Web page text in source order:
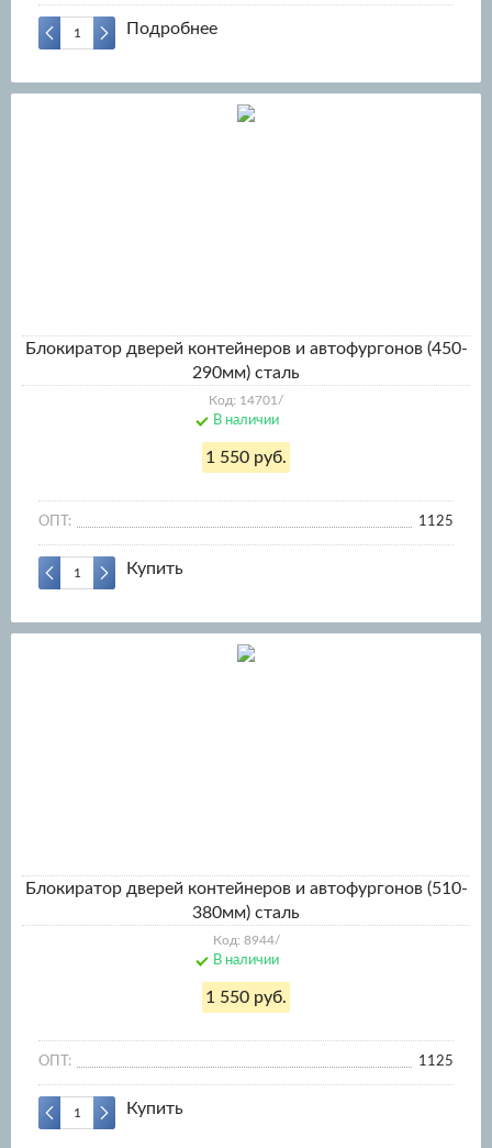
Подробнее
Блокиратор дверей контейнеров и автофургонов (450-
290мм) сталь
Код: 14701/
В наличии
1 550 руб.
ОПТ: 1125
Купить
Блокиратор дверей контейнеров и автофургонов (510-
380мм) сталь
Код: 8944/
В наличии
1 550 руб.
ОПТ: 1125
Купить